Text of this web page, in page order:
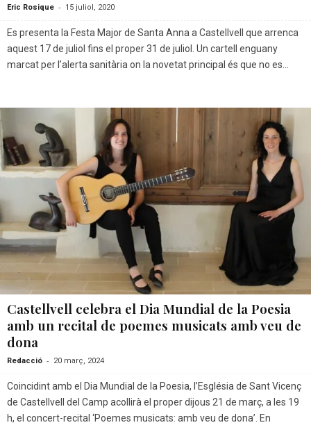
Eric Rosique - 15 juliol, 2020
Es presenta la Festa Major de Santa Anna a Castellvell que arrenca
aquest 17 de juliol fins el proper 31 de juliol. Un cartell enguany
marcat per l’alerta sanitària on la novetat principal és que no es...
Castellvell celebra el Dia Mundial de la Poesia
amb un recital de poemes musicats amb veu de
dona
Redacció - 20 març, 2024
Coincidint amb el Dia Mundial de la Poesia, l’Església de Sant Vicenç
de Castellvell del Camp acollirà el proper dijous 21 de març, a les 19
h, el concert-recital ‘Poemes musicats: amb veu de dona’. En